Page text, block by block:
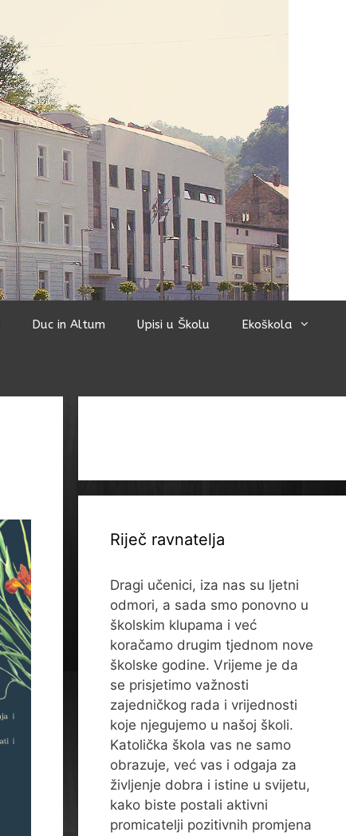
Duc in Altum Upisi u Školu Ekoškola
Riječ ravnatelja
Dragi učenici, iza nas su ljetni
odmori, a sada smo ponovno u
školskim klupama i već
koračamo drugim tjednom nove
školske godine. Vrijeme je da
se prisjetimo važnosti
zajedničkog rada i vrijednosti
koje njegujemo u našoj školi.
Katolička škola vas ne samo
obrazuje, već vas i odgaja za
življenje dobra i istine u svijetu,
kako biste postali aktivni
promicatelji pozitivnih promjena